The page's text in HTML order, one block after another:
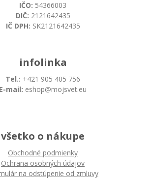
IČO: 54366003
DIČ: 2121642435
IČ DPH: SK2121642435
infolinka
Tel.: +421 905 405 756
E-mail: eshop@mojsvet.eu
všetko o nákupe
Obchodné podmienky
Ochrana osobných údajov
na odstúpenie od zmluvy